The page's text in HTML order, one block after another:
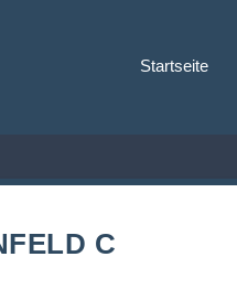
Startseite
C